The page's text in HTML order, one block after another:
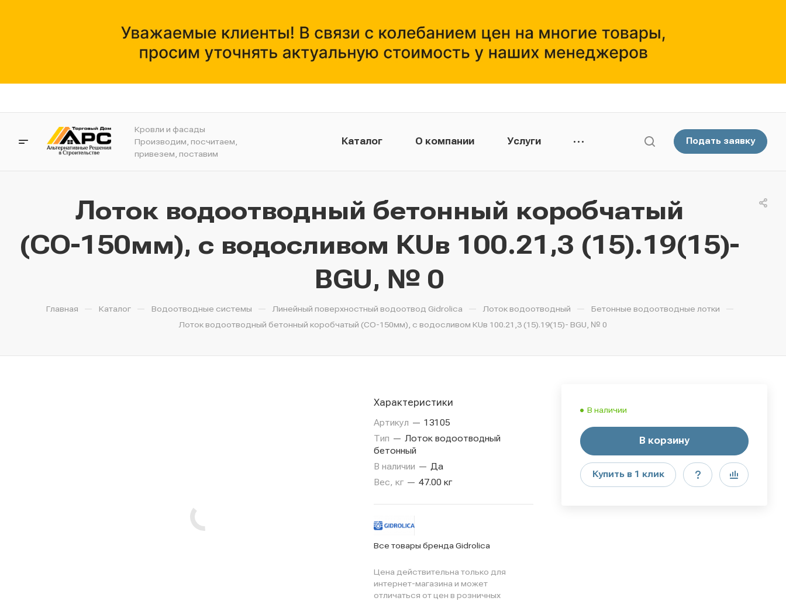
Кровли и фасады
Производим, посчитаем,
привезем, поставим
Каталог О компании Услуги Подать заявку
Лоток водоотводный бетонный коробчатый
(СО-150мм), с водосливом КUв 100.21,3 (15).19(15)-
BGU, № 0
Главная — Каталог — Водоотводные системы — Линейный поверхностный водоотвод Gidrolica — Лоток водоотводный — Бетонные водоотводные лотки —
Лоток водоотводный бетонный коробчатый (СО-150мм), с водосливом КUв 100.21,3 (15).19(15)- BGU, № 0
В наличии
В корзину
Купить в 1 клик
Характеристики
Артикул — 13105
Тип — Лоток водоотводный
бетонный
В наличии — Да
Вес, кг — 47.00 кг
Все товары бренда Gidrolica
Цена действительна только для
интернет-магазина и может
отличаться от цен в розничных